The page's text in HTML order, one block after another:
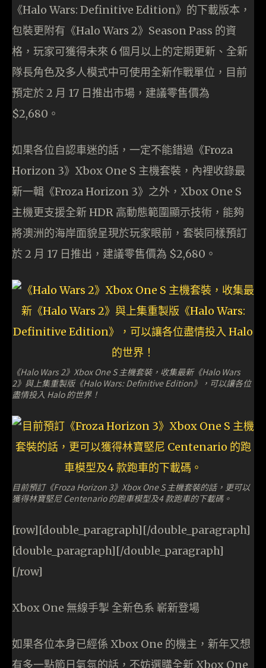
《Halo Wars: Definitive Edition》的下載版本，
包裝更附有《Halo Wars 2》Season Pass 的資
格，玩家可獲得未來 6 個月以上的定期更新、全新
隊長角色及多人模式中可使用全新作戰單位，目前
預定於 2 月 17 日推出市場，建議零售價為
$2,680。
如果各位自認車迷的話，一定不能錯過《Froza
Horizon 3》Xbox One S 主機套裝，內裡收錄最
新一輯《Froza Horizon 3》之外，Xbox One S
主機更支援全新 HDR 高動態範圍顯示技術，能夠
將澳洲的海岸面貌呈現於玩家眼前，套裝同樣預訂
於 2 月 17 日推出，建議零售價為 $2,680。
《Halo Wars 2》Xbox One S 主機套裝，收集最新《Halo Wars
2》與上集重製版《Halo Wars: Definitive Edition》，可以讓各位
盡情投入 Halo 的世界！
目前預訂《Froza Horizon 3》Xbox One S 主機套裝的話，更可以
獲得林寶堅尼 Centenario 的跑車模型及4 款跑車的下載碼。
[row][double_paragraph][/double_paragraph]
[double_paragraph][/double_paragraph]
[/row]
Xbox One 無線手掣 全新色系 嶄新登場
如果各位本身已經係 Xbox One 的機主，新年又想
有多一點節日氣氛的話，不妨選購全新 Xbox One